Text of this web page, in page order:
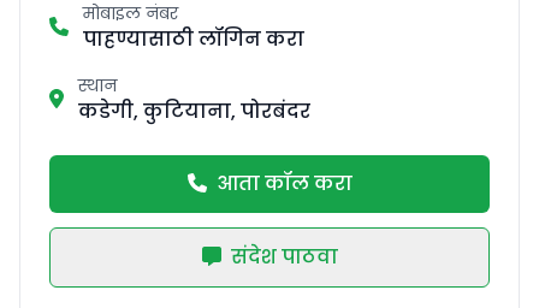
मोबाइल नंबर
पाहण्यासाठी लॉगिन करा
स्थान
कडेगी, कुटियाना, पोरबंदर
आता कॉल करा
संदेश पाठवा